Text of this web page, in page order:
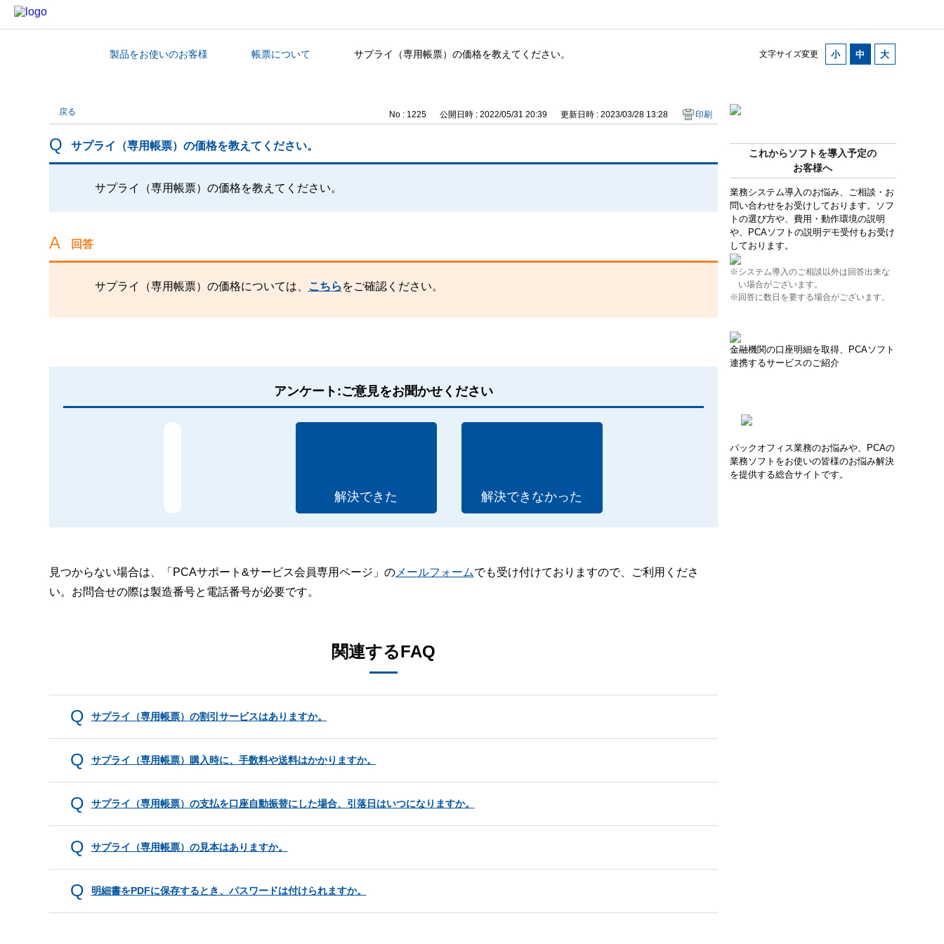
文字サイズ変更
カテゴリから探す製品をお使いのお客様 帳票について サプライ（専用帳票）の価格を教えてください。
これからソフトを導入予定の
お客様へ
業務システム導入のお悩み、ご相談・お
問い合わせをお受けしております。ソフ
トの選び方や、費用・動作環境の説明
や、PCAソフトの説明デモ受付もお受け
しております。
※システム導入のご相談以外は回答出来な
い場合がございます。
※回答に数日を要する場合がございます。
金融機関の口座明細を取得、PCAソフト
連携するサービスのご紹介
バックオフィス業務のお悩みや、PCAの
業務ソフトをお使いの皆様のお悩み解決
を提供する総合サイトです。
戻る No : 1225 公開日時 : 2022/05/31 20:39 更新日時 : 2023/03/28 13:28 印刷
サプライ（専用帳票）の価格を教えてください。
サプライ（専用帳票）の価格を教えてください。
回答
サプライ（専用帳票）の価格については、 こちら をご確認ください。
アンケート:ご意見をお聞かせください
解決できた 解決できなかった
見つからない場合は、「PCAサポート&サービス会員専用ページ」のメールフォームでも受け付けておりますので、ご利用くださ
い。お問合せの際は製造番号と電話番号が必要です。
関連するFAQ
サプライ（専用帳票）の割引サービスはありますか。
サプライ（専用帳票）購入時に、手数料や送料はかかりますか。
サプライ（専用帳票）の支払を口座自動振替にした場合、引落日はいつになりますか。
サプライ（専用帳票）の見本はありますか。
明細書をPDFに保存するとき、パスワードは付けられますか。